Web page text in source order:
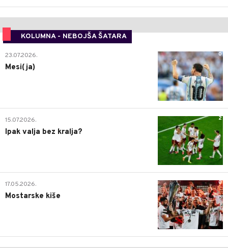
KOLUMNA - NEBOJŠA ŠATARA
0
23.07.2026.
Mesi(ja)
2
15.07.2026.
Ipak valja bez kralja?
0
17.05.2026.
Mostarske kiše